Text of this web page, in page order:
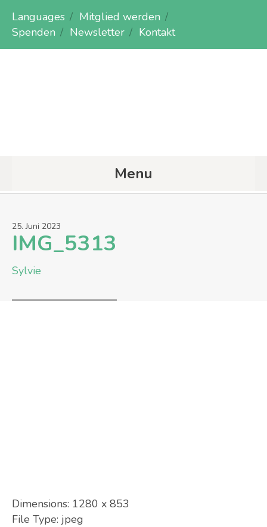
Languages
Mitglied werden
Spenden
Newsletter Kontakt
Menu
25. Juni 2023
IMG_5313
Sylvie
Dimensions: 1280 x 853
File Type: jpeg